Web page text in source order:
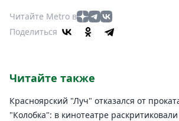
Читайте Metro в
Поделиться
Читайте также
Красноярский "Луч" отказался от
"Колобка": в кинотеатре